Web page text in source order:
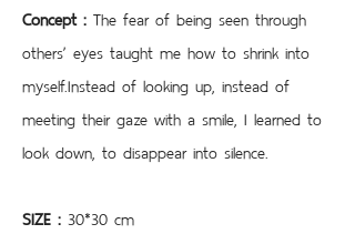
Concept : The fear of being seen through
others’ eyes taught me how to shrink into
myself.Instead of looking up, instead of
meeting their gaze with a smile, I learned to
look down, to disappear into silence.
SIZE : 30*30 cm